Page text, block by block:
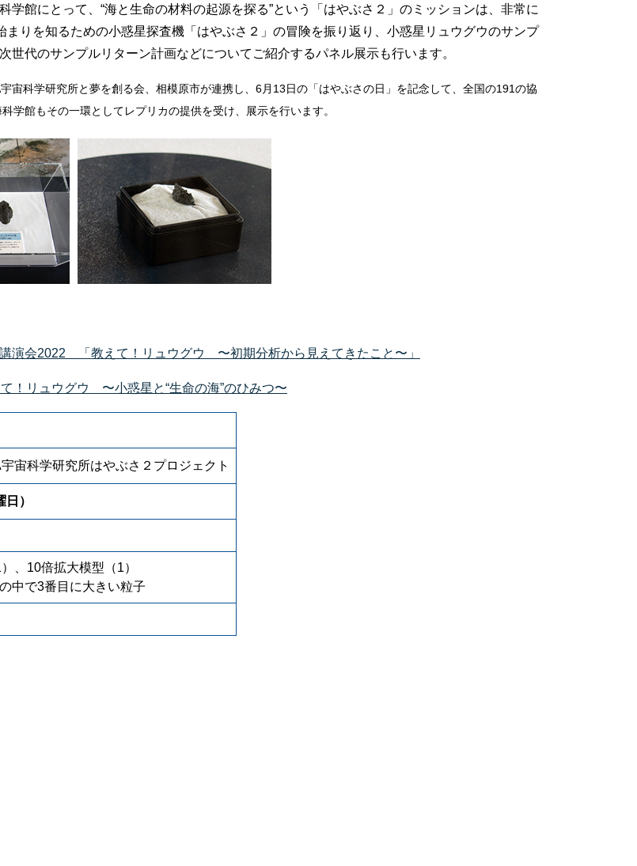
館にとって、“海と生命の材料の起源を探る”という「はやぶさ２」のミッションは、非常に
まりを知るための小惑星探査機「はやぶさ２」の冒険を振り返り、小惑星リュウグウのサンプ
代のサンプルリターン計画などについてご紹介するパネル展示も行います。
宙科学研究所と夢を創る会、相模原市が連携し、6月13日の「はやぶさの日」を記念して、全国の191の協
学館もその一環としてレプリカの提供を受け、展示を行います。
講演会2022 「教えて！リュウグウ 〜初期分析から見えてきたこと〜」
！リュウグウ 〜小惑星と“生命の海”のひみつ〜
宙科学研究所はやぶさ２プロジェクト
）
、10倍拡大模型（1）
中で3番目に大きい粒子